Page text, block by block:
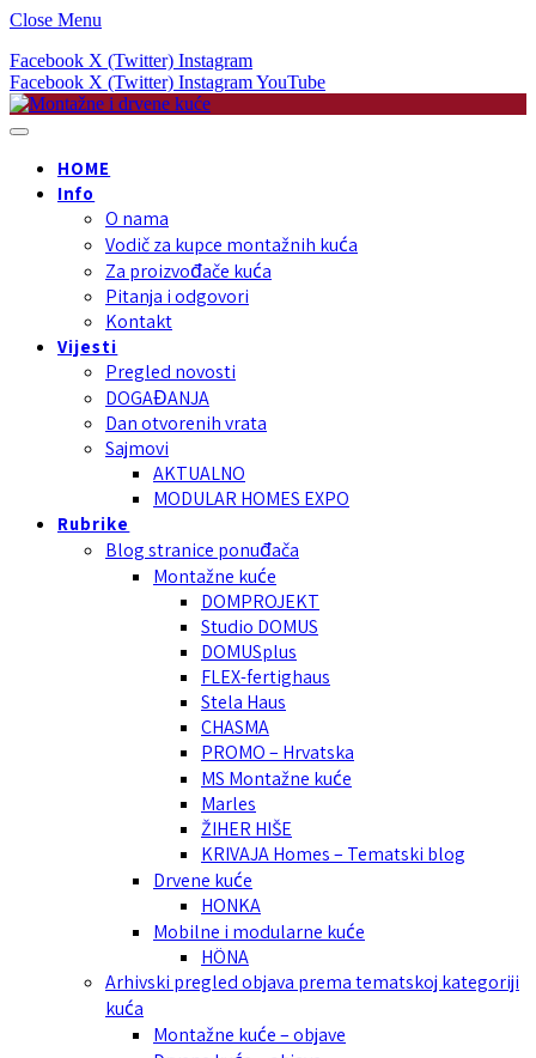
Close Menu
Facebook X (Twitter) Instagram
Facebook X (Twitter) InstagramYouTube
HOME
Info
O nama
Vodič za kupce montažnih kuća
Za proizvođače kuća
Pitanja i odgovori
Kontakt
Vijesti
Pregled novosti
DOGAĐANJA
Dan otvorenih vrata
Sajmovi
AKTUALNO
MODULAR HOMES EXPO
Rubrike
Blog stranice ponuđača
Montažne kuće
DOMPROJEKT
Studio DOMUS
DOMUSplus
FLEX-fertighaus
Stela Haus
CHASMA
PROMO – Hrvatska
MS Montažne kuće
Marles
ŽIHER HIŠE
KRIVAJA Homes – Tematski blog
Drvene kuće
HONKA
Mobilne i modularne kuće
HÖNA
Arhivski pregled objava prema tematskoj kategoriji
kuća
Montažne kuće – objave